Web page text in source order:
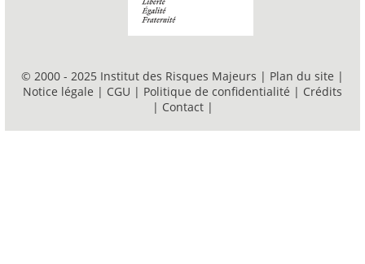
© 2000 - 2025 Institut des Risques Majeurs | Plan du site |
Notice légale | CGU | Politique de confidentialité | Crédits
| Contact |